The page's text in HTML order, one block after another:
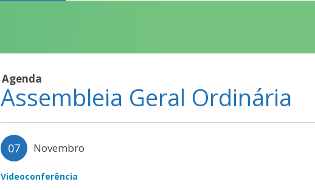
Agenda
Assembleia Geral Ordinária
07 Novembro
Videoconferência